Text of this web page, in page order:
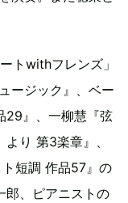
トwithフレンズ」
ージック』、ベー
29』、一柳慧『弦
り 第3楽章』、
短調 作品57』の
郎、ピアニストの